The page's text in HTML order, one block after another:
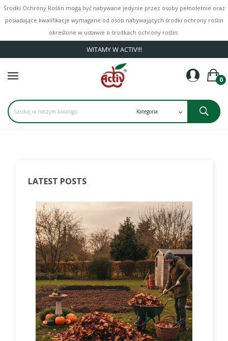
Środki Ochrony Roślin mogą być nabywane jedynie przez osoby pełnoletnie oraz
posiadające kwalifikacje wymagane od osób nabywających środki ochrony roślin
określone w ustawie o środkach ochrony roślin.
WITAMY W ACTIV!!!
0
LATEST POSTS